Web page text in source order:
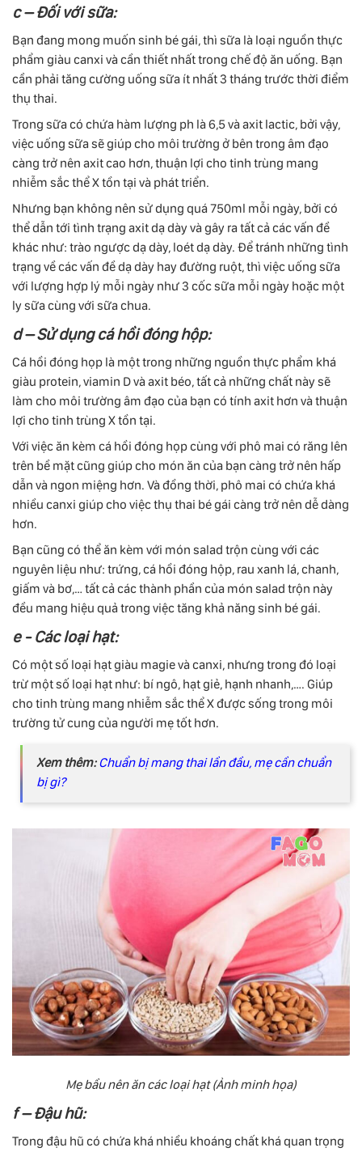
c – Đối với sữa:
Bạn đang mong muốn sinh bé gái, thì sữa là loại nguồn thực
phẩm giàu canxi và cần thiết nhất trong chế độ ăn uống. Bạn
cần phải tăng cường uống sữa ít nhất 3 tháng trước thời điểm
thụ thai.
Trong sữa có chứa hàm lượng ph là 6,5 và axit lactic, bởi vậy,
việc uống sữa sẽ giúp cho môi trường ở bên trong âm đạo
càng trở nên axit cao hơn, thuận lợi cho tinh trùng mang
nhiễm sắc thể X tồn tại và phát triển.
Nhưng bạn không nên sử dụng quá 750ml mỗi ngày, bởi có
thể dẫn tới tình trạng axit dạ dày và gây ra tất cả các vấn đề
khác như: trào ngược dạ dày, loét dạ dày. Để tránh những tình
trạng về các vấn đề dạ dày hay đường ruột, thì việc uống sữa
với lượng hợp lý mỗi ngày như 3 cốc sữa mỗi ngày hoặc một
ly sữa cùng với sữa chua.
d – Sử dụng cá hồi đóng hộp:
Cá hồi đóng họp là một trong những nguồn thực phẩm khá
giàu protein, viamin D và axit béo, tất cả những chất này sẽ
làm cho môi trường âm đạo của bạn có tính axit hơn và thuận
lợi cho tinh trùng X tồn tại.
Với việc ăn kèm cá hồi đóng họp cùng với phô mai có răng lên
trên bề mặt cũng giúp cho món ăn của bạn càng trở nên hấp
dẫn và ngon miệng hơn. Và đồng thời, phô mai có chứa khá
nhiều canxi giúp cho việc thụ thai bé gái càng trở nên dễ dàng
hơn.
Bạn cũng có thể ăn kèm với món salad trộn cùng với các
nguyên liệu như: trứng, cá hồi đóng hộp, rau xanh lá, chanh,
giấm và bơ,… tất cả các thành phần của món salad trộn này
đều mang hiệu quả trong việc tăng khả năng sinh bé gái.
e - Các loại hạt:
Có một số loại hạt giàu magie và canxi, nhưng trong đó loại
trừ một số loại hạt như: bí ngô, hạt giẻ, hạnh nhanh,…. Giúp
cho tinh trùng mang nhiễm sắc thể X được sống trong môi
trường tử cung của người mẹ tốt hơn.
Xem thêm:Chuẩn bị mang thai lần đầu, mẹ cần chuẩn
bị gì?
Mẹ bầu nên ăn các loại hạt (Ảnh minh họa)
f – Đậu hũ:
Trong đậu hũ có chứa khá nhiều khoáng chất khá quan trọng